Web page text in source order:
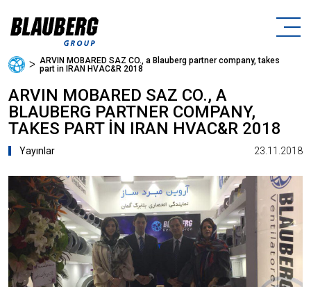
ᐳ ARVIN MOBARED SAZ CO., a Blauberg partner company, takes
part in IRAN HVAC&R 2018
ARVIN MOBARED SAZ CO., A
BLAUBERG PARTNER COMPANY,
TAKES PART IN IRAN HVAC&R 2018
Yayınlar 23.11.2018